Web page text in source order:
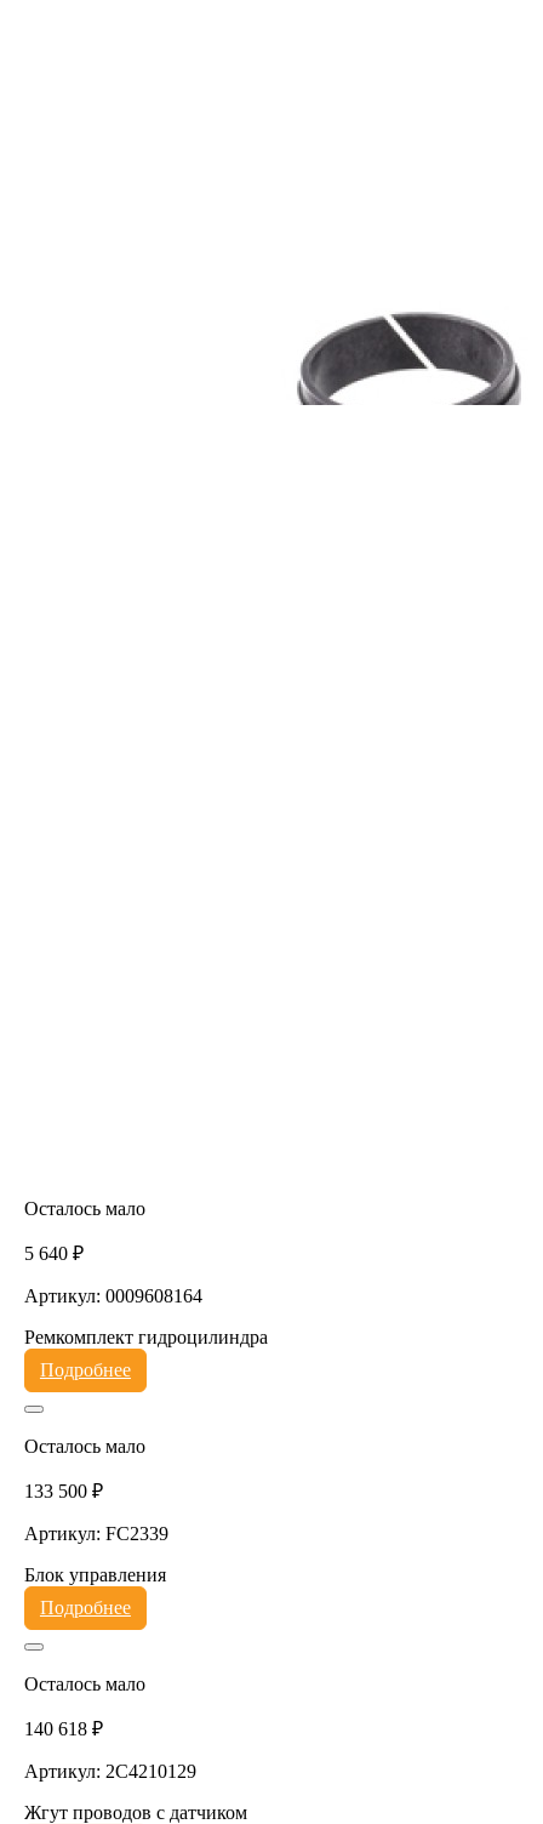
Осталось мало
5 640 ₽
Артикул: 0009608164
Ремкомплект гидроцилиндра
Подробнее
Осталось мало
133 500 ₽
Артикул: FC2339
Блок управления
Подробнее
Осталось мало
140 618 ₽
Артикул: 2C4210129
Жгут проводов с датчиком